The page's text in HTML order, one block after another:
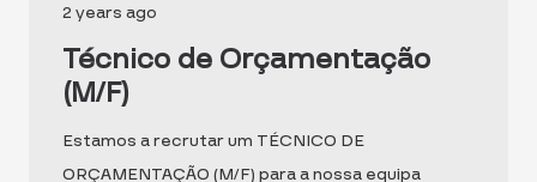
2 years ago
Técnico de Orçamentação
(M/F)
Estamos a recrutar um TÉCNICO DE
ORÇAMENTAÇÃO (M/F) para a nossa equipa